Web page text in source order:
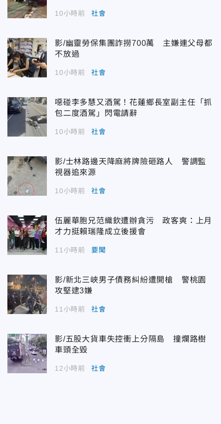
10小時前 社會
影/幽靈勞保集團詐撈700萬 主嫌連父母都
不放過
10小時前 社會
噁碰李多慧又酒駕！花蓮鄉長室副主任「抓
包二度酒駕」閃電請辭
10小時前 社會
影/士林路邊天降麻將牌險砸路人 警調監
視器追來源
10小時前 社會
伍麗華胞兄范織欽遭辦貪污 政客爽：上月
才力挺賴瑞隆成立後援會
11小時前 要聞
影/新北三峽男子債務糾紛遭開槍 警桃園
攻堅逮3嫌
11小時前 社會
影/五股大貨車失控衝上分隔島 撞爛路樹
車頭全毀
12小時前 社會